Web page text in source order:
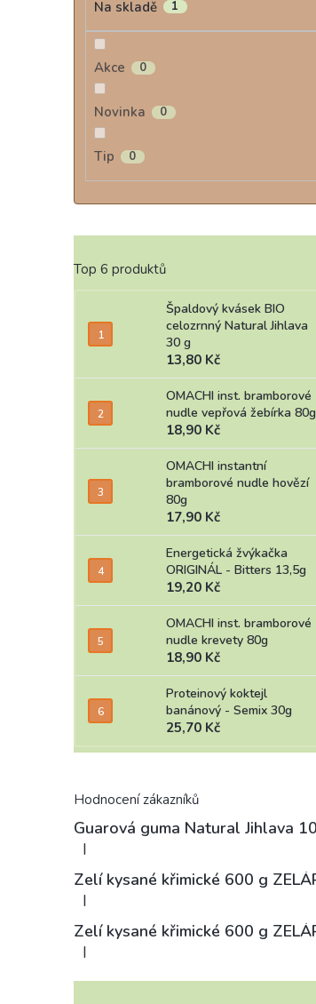
Na skladě 1
Akce 0
Novinka 0
Tip 0
Top 6 produktů
Špaldový kvásek BIO
celozrnný Natural Jihlava
30 g
13,80 Kč
OMACHI inst. bramborové
nudle vepřová žebírka 80g
18,90 Kč
OMACHI instantní
bramborové nudle hovězí
80g
17,90 Kč
Energetická žvýkačka
ORIGINÁL - Bitters 13,5g
19,20 Kč
OMACHI inst. bramborové
nudle krevety 80g
18,90 Kč
Proteinový koktejl
banánový - Semix 30g
25,70 Kč
Hodnocení zákazníků
Hodnocení produktu je 4 z 5 hvězdiček.
|
Hodnocení produktu je 3 z 5 hvězdiček.
|
Hodnocení produktu je 4 z 5 hvězdiček.
|